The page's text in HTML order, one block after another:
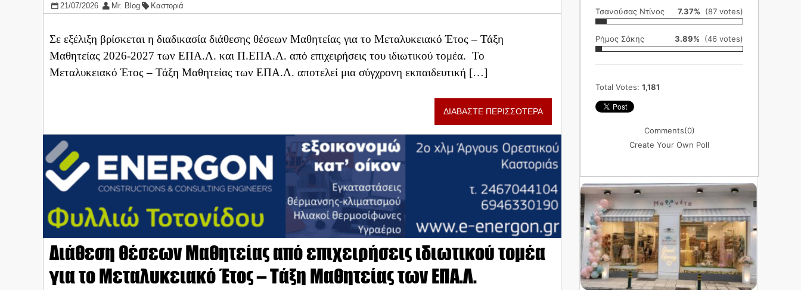
21/07/2026 Mr. Blog Καστοριά
Σε εξέλιξη βρίσκεται η διαδικασία διάθεσης θέσεων Μαθητείας για το Μεταλυκειακό Έτος – Τάξη
Μαθητείας 2026-2027 των ΕΠΑ.Λ. και Π.ΕΠΑ.Λ. από επιχειρήσεις του ιδιωτικού τομέα. Το
Μεταλυκειακό Έτος – Τάξη Μαθητείας των ΕΠΑ.Λ. αποτελεί μια σύγχρονη εκπαιδευτική […]
ΔΙΑΒΑΣΤΕ ΠΕΡΙΣΣΟΤΕΡΑ
Διάθεση θέσεων Μαθητείας από επιχειρήσεις ιδιωτικού τομέα
για το Μεταλυκειακό Έτος – Τάξη Μαθητείας των ΕΠΑ.Λ.
Τσανούσας Ντίνος 7.37% (87 votes)
Ρήμος Σάκης 3.89% (46 votes)
Total Votes: 1,181
Comments(0)
Create Your Own Poll